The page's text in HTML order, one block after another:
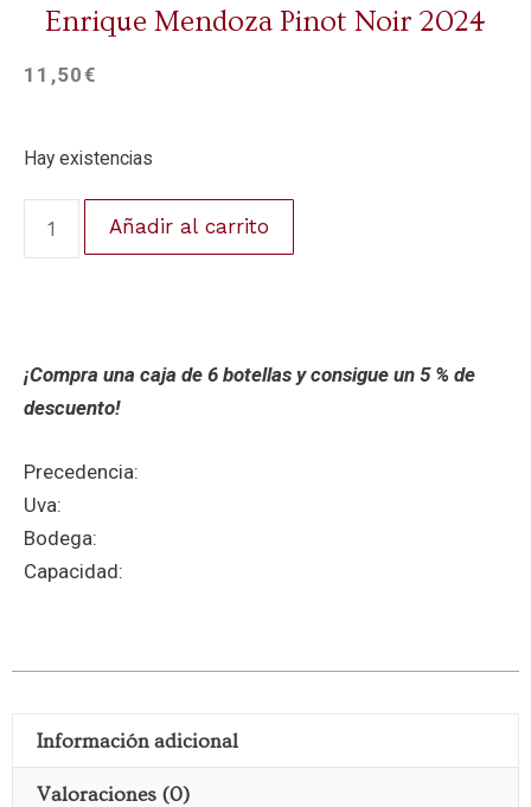
Enrique Mendoza Pinot Noir 2024
11,50€
Hay existencias
Añadir al carrito
¡Compra una caja de 6 botellas y consigue un 5 % de
descuento!
Precedencia:
Uva:
Bodega:
Capacidad:
Información adicional
Valoraciones (0)